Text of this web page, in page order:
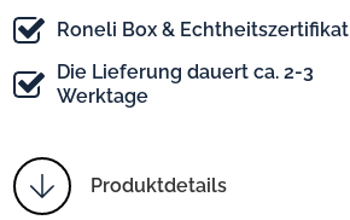
Roneli Box & Echtheitszertifikat
Die Lieferung dauert ca. 2-3
Werktage
Produktdetails